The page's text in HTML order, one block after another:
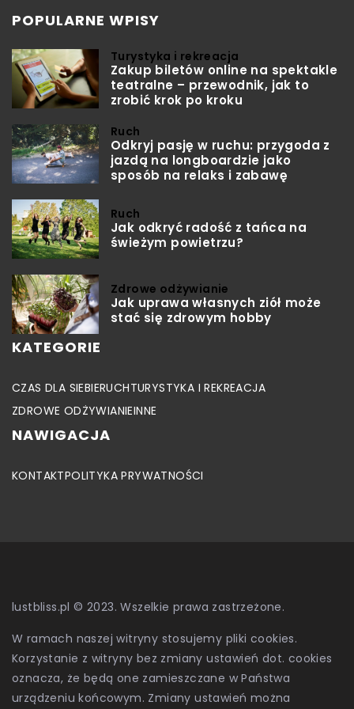
POPULARNE WPISY
Turystyka i rekreacja
Zakup biletów online na spektakle
teatralne – przewodnik, jak to
zrobić krok po kroku
Ruch
Odkryj pasję w ruchu: przygoda z
jazdą na longboardzie jako
sposób na relaks i zabawę
Ruch
Jak odkryć radość z tańca na
świeżym powietrzu?
Zdrowe odżywianie
Jak uprawa własnych ziół może
stać się zdrowym hobby
KATEGORIE
CZAS DLA SIEBIERUCHTURYSTYKA I REKREACJA
ZDROWE ODŻYWIANIEINNE
NAWIGACJA
KONTAKTPOLITYKA PRYWATNOŚCI
lustbliss.pl © 2023. Wszelkie prawa zastrzeżone.
W ramach naszej witryny stosujemy pliki cookies.
Korzystanie z witryny bez zmiany ustawień dot. cookies
oznacza, że będą one zamieszczane w Państwa
urządzeniu końcowym. Zmiany ustawień można